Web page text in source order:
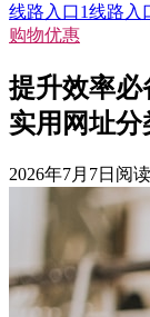
线路入口1线路入
购物优惠
提升效率必
实用网址分
2026年7月7日 阅